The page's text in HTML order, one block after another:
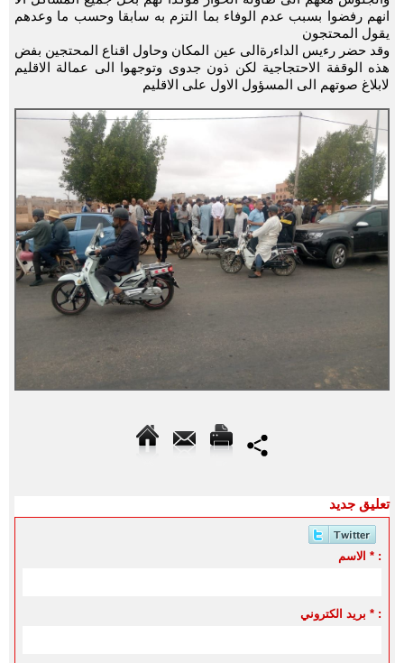
انهم رفضوا بسبب عدم الوفاء بما التزم به سابقا وحسب ما وعدهم
يقول المحتجون
وقد حضر رءيس الداءرةالى عين المكان وحاول اقناع المحتجين بفض
هذه الوقفة الاحتجاجية لكن ذون جدوى وتوجهوا الى عمالة الاقليم
لابلاغ صوتهم الى المسؤول الاول على الاقليم
تعليق جديد
الاسم * :
بريد الكتروني * :